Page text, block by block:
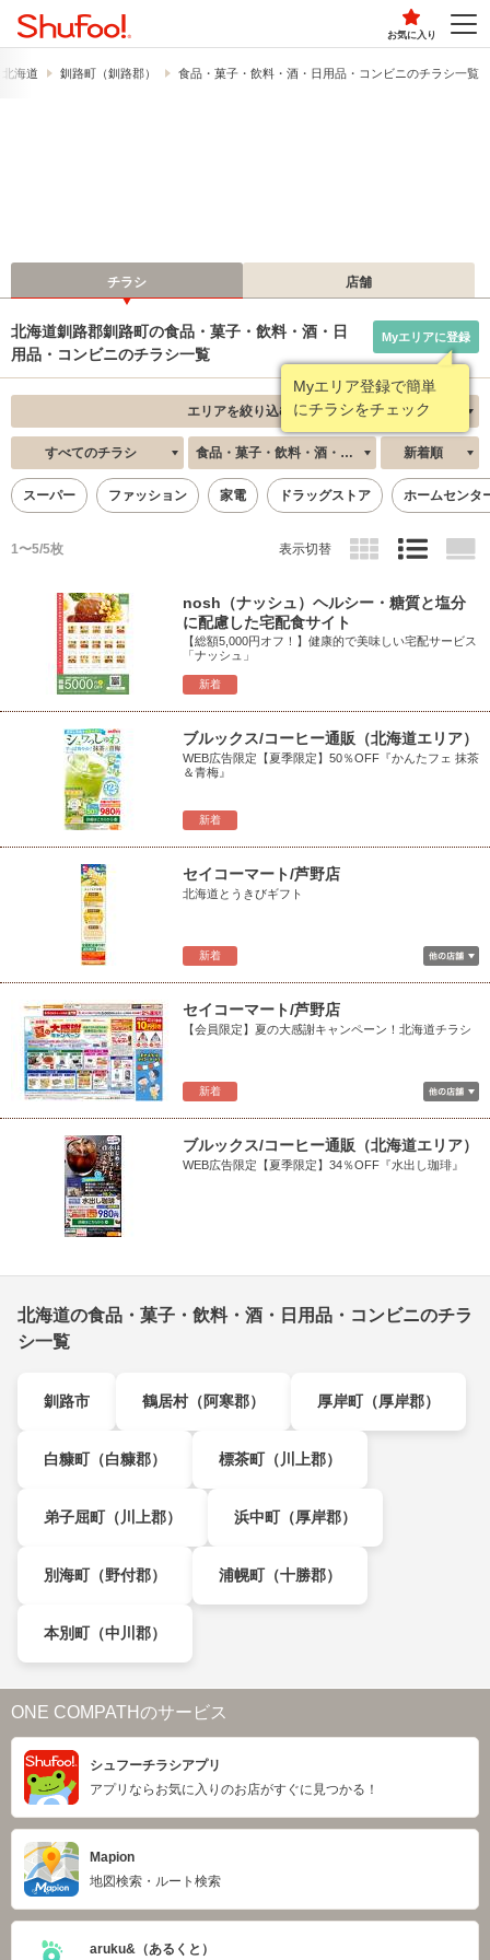
お気に入り
北海道 釧路町（釧路郡） 食品・菓子・飲料・酒・日用品・コンビニのチラシ一覧
チラシ 店舗
北海道釧路郡釧路町の食品・菓子・飲料・酒・日
用品・コンビニのチラシ一覧
Myエリア登録で簡単
にチラシをチェック
Myエリアに登録
エリアを絞り込む
すべてのチラシ 食品・菓子・飲料・酒・日用品・コンビニ 新着順
スーパー ファッション 家電 ドラッグストア ホームセンタ
1〜5/5枚 表示切替
新着
nosh（ナッシュ）ヘルシー・糖質と塩分
に配慮した宅配食サイト
【総額5,000円オフ！】健康的で美味しい宅配サービス
「ナッシュ」
新着
ブルックス/コーヒー通販（北海道エリア）
WEB広告限定【夏季限定】50％OFF『かんたフェ 抹茶
＆青梅』
新着
セイコーマート/芦野店
北海道とうきびギフト
新着
セイコーマート/芦野店
【会員限定】夏の大感謝キャンペーン！北海道チラシ
ブルックス/コーヒー通販（北海道エリア）
WEB広告限定【夏季限定】34％OFF『水出し珈琲』
北海道の食品・菓子・飲料・酒・日用品・コンビニのチラ
シ一覧
釧路市 鶴居村（阿寒郡） 厚岸町（厚岸郡）
白糠町（白糠郡） 標茶町（川上郡）
弟子屈町（川上郡） 浜中町（厚岸郡）
別海町（野付郡） 浦幌町（十勝郡）
本別町（中川郡）
ONE COMPATHのサービス
シュフーチラシアプリ
アプリならお気に入りのお店がすぐに見つかる！
Mapion
地図検索・ルート検索
aruku&（あるくと）